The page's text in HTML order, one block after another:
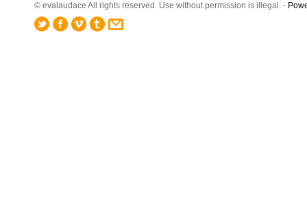
© evalaudace All rights reserved. Use without permission is illegal. -